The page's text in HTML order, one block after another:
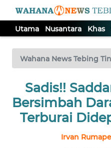
Utama Nusantara Khas
Wahana News Tebing
Sadis!!
Bersimbah
Terburai
Irvan
TV
Tutup
UTAMA
NUSANTARA